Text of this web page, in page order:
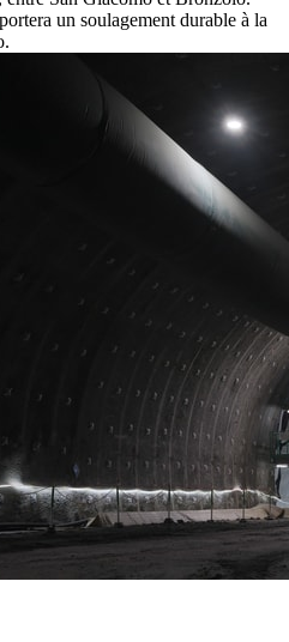
un soulagement durable à la